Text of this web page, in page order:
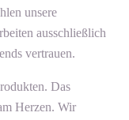
unsere
ausschließlich
vertrauen.
Das
Herzen. Wir